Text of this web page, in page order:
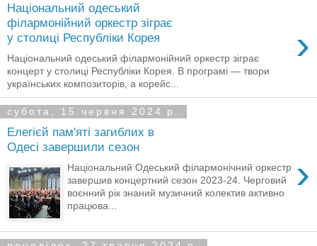
Національний одеський
філармонійний оркестр зіграє
у столиці Республіки Корея
›
Національний одеський філармонійний оркестр зіграє
концерт у столиці Республіки Корея. В програмі — твори
українських композиторів, а корейс...
субота, 15 червня 2024 р.
Елегієй пам'яті загиблих в
Одесі завершили сезон
›
Національний Одеський філармонічний оркестр
завершив концертний сезон 2023-24. Черговий
воєнний рік знаний музичний колектив активно
працюва...